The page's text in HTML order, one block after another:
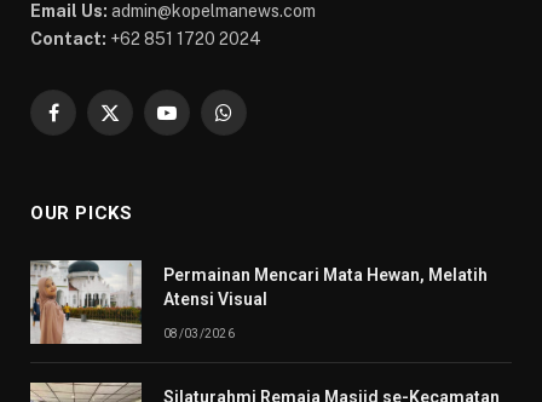
Email Us: admin@kopelmanews.com
Contact: +62 851 1720 2024
Facebook
X
YouTubeWhatsApp
OUR PICKS
Permainan Mencari Mata Hewan, Melatih
Atensi Visual
08/03/2026
Silaturahmi Remaja Masjid se-Kecamatan